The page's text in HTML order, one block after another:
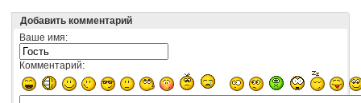
Добавить комментарий
Ваше имя:
Комментарий: